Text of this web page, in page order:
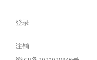
登录
注销